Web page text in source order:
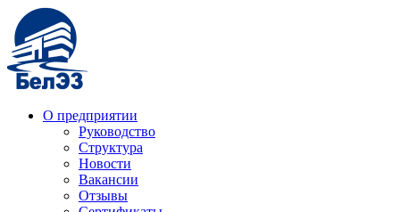
О предприятии
Руководство
Структура
Новости
Вакансии
Отзывы